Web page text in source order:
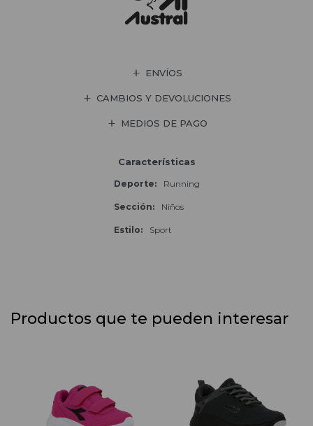
ENVÍOS
CAMBIOS Y DEVOLUCIONES
MEDIOS DE PAGO
Características
Deporte Running
Sección Niños
Estilo Sport
Productos que te pueden interesar